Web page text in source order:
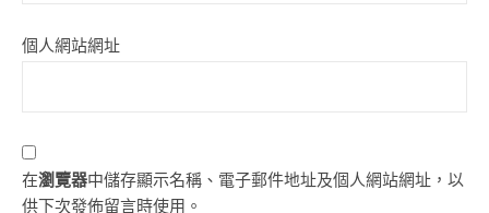
個人網站網址
在瀏覽器中儲存顯示名稱、電子郵件地址及個人網站網址，以
供下次發佈留言時使用。